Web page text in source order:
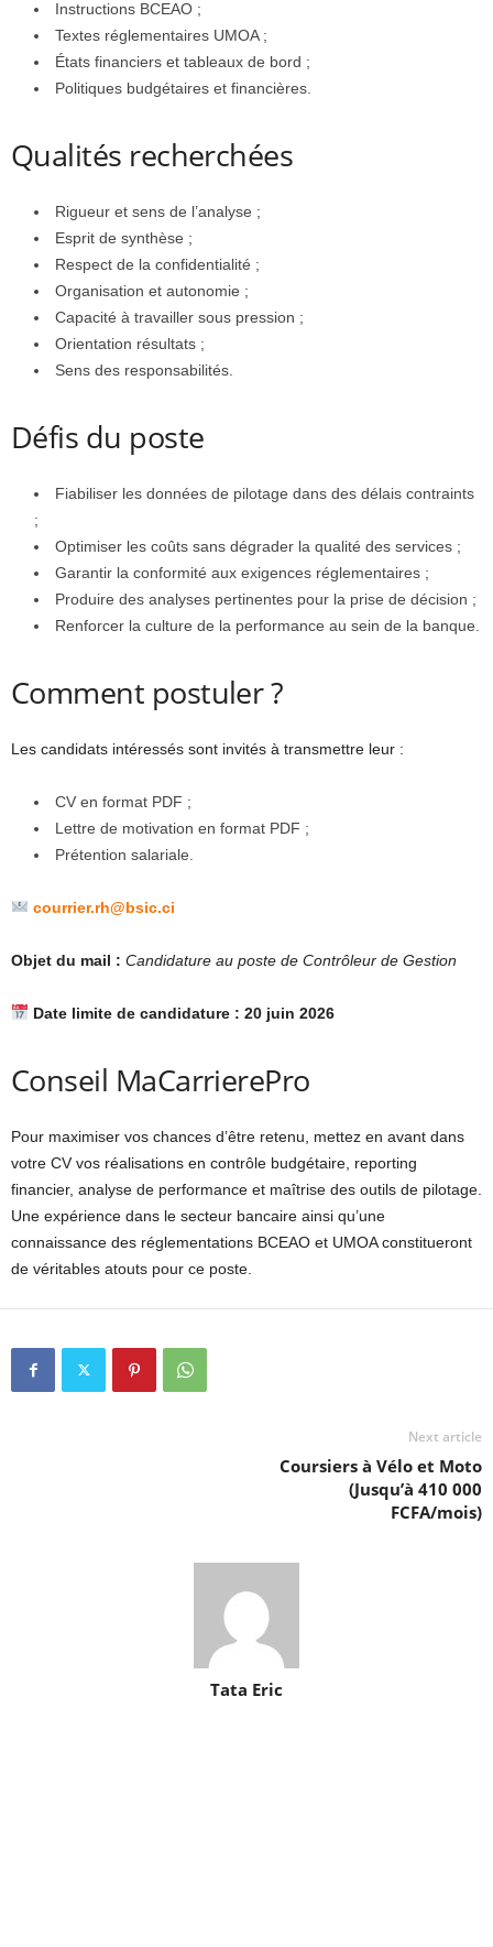
Instructions BCEAO ;
Textes réglementaires UMOA ;
États financiers et tableaux de bord ;
Politiques budgétaires et financières.
Qualités recherchées
Rigueur et sens de l’analyse ;
Esprit de synthèse ;
Respect de la confidentialité ;
Organisation et autonomie ;
Capacité à travailler sous pression ;
Orientation résultats ;
Sens des responsabilités.
Défis du poste
Fiabiliser les données de pilotage dans des délais contraints
;
Optimiser les coûts sans dégrader la qualité des services ;
Garantir la conformité aux exigences réglementaires ;
Produire des analyses pertinentes pour la prise de décision ;
Renforcer la culture de la performance au sein de la banque.
Comment postuler ?
Les candidats intéressés sont invités à transmettre leur :
CV en format PDF ;
Lettre de motivation en format PDF ;
Prétention salariale.
courrier.rh@bsic.ci
Objet du mail : Candidature au poste de Contrôleur de Gestion
Date limite de candidature : 20 juin 2026
Conseil MaCarrierePro
Pour maximiser vos chances d’être retenu, mettez en avant dans
votre CV vos réalisations en contrôle budgétaire, reporting
financier, analyse de performance et maîtrise des outils de pilotage.
Une expérience dans le secteur bancaire ainsi qu’une
connaissance des réglementations BCEAO et UMOA constitueront
de véritables atouts pour ce poste.
Next article
Coursiers à Vélo et Moto
(Jusqu’à 410 000
FCFA/mois)
Tata Eric